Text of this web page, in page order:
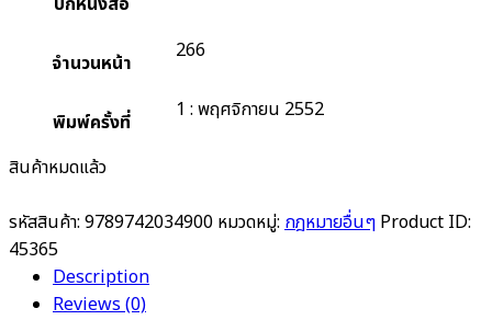
จำนวนหน้า 266
พิมพ์ครั้งที่ 1 : พฤศจิกายน 2552
สินค้าหมดแล้ว
รหัสสินค้า: 9789742034900 หมวดหมู่: กฎหมายอื่นๆ Product ID:
45365
Description
Reviews (0)